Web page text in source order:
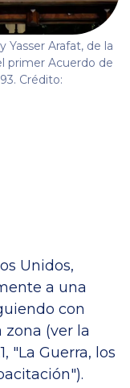
Yasser Arafat, de la
primer Acuerdo de
Crédito:
Unidos,
a una
con
(ver la
"La Guerra, los